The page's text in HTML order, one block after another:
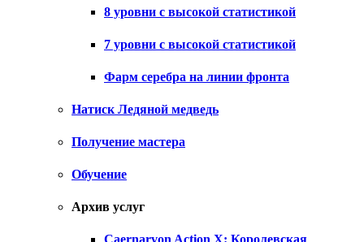
8 уровни с высокой статистикой
7 уровни с высокой статистикой
Фарм серебра на линии фронта
Натиск Ледяной медведь
Получение мастера
Обучение
Архив услуг
Caernarvon Action X: Королевская